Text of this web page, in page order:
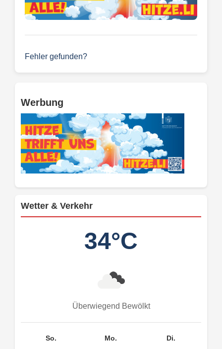
Fehler gefunden?
Werbung
Wetter & Verkehr
34°C
Überwiegend Bewölkt
So. Mo. Di.